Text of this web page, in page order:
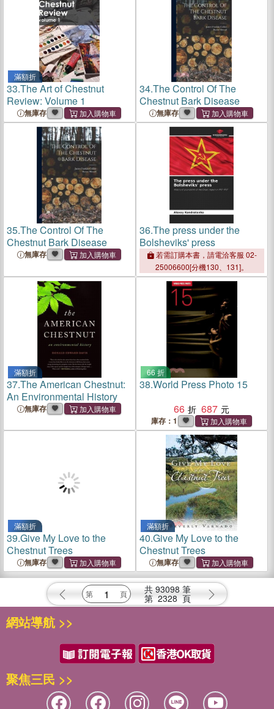
滿額折
33.The Art of Chestnut
Review: Volume 1
無庫存
34.The Control Of The
Chestnut Bark Disease
無庫存
35.The Control Of The
Chestnut Bark Disease
無庫存
36.The press under the
Bolsheviks' press
若需訂購本書，請電洽客服 02-
25006600[分機130、131]。
滿額折
37.The American Chestnut:
An Environmental History
無庫存
66 折
38.World Press Photo 15
66
687
庫存：1
滿額折
39.Give My Love to the
Chestnut Trees
無庫存
滿額折
40.Give My Love to the
Chestnut Trees
無庫存
共 93098 筆
第 2328 頁
網站導航 >>
聚焦三民 >>